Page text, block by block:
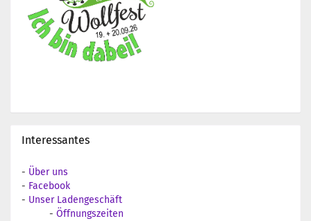
Interessantes
- Über uns
- Facebook
- Unser Ladengeschäft
- Öffnungszeiten